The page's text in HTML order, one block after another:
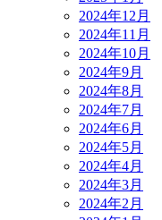
2024年12月
2024年11月
2024年10月
2024年9月
2024年8月
2024年7月
2024年6月
2024年5月
2024年4月
2024年3月
2024年2月